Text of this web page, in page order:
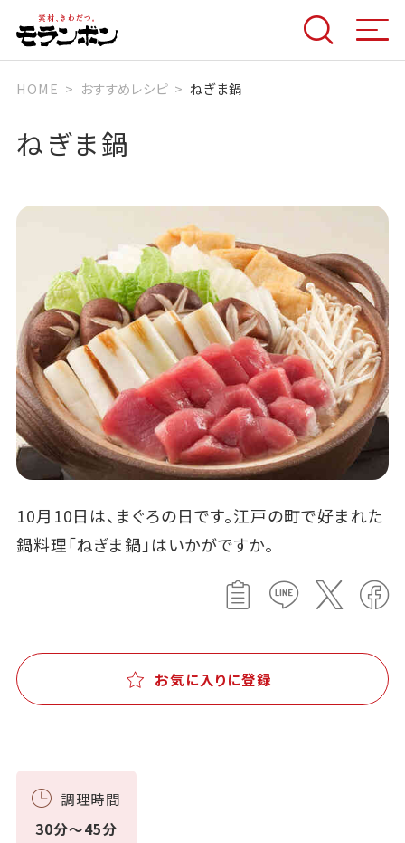
HOME おすすめレシピ ねぎま鍋
ねぎま鍋
10月10日は、まぐろの日です。江戸の町で好まれた
鍋料理「ねぎま鍋」はいかがですか。
お気に入りに登録
調理時間
30分～45分